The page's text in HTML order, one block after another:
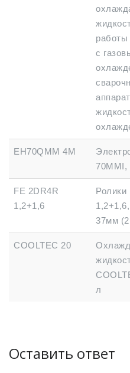
работы
с
EH70QMM 4M
70MMІ,
FE 2DR4R
1,2+1,6
Ролики
37мм
COOLTEC 20
л
Оставить ответ